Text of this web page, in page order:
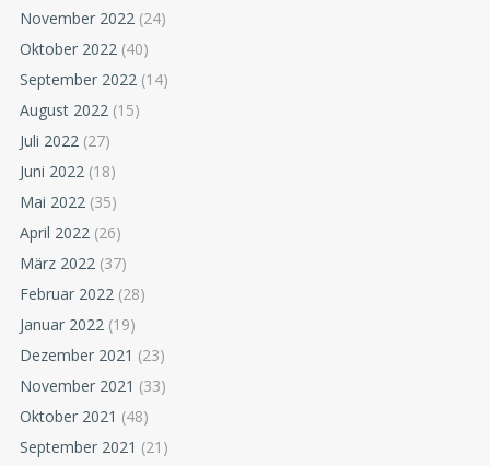
November 2022 (24)
Oktober 2022 (40)
September 2022 (14)
August 2022 (15)
Juli 2022 (27)
Juni 2022 (18)
Mai 2022 (35)
April 2022 (26)
März 2022 (37)
Februar 2022 (28)
Januar 2022 (19)
Dezember 2021 (23)
November 2021 (33)
Oktober 2021 (48)
September 2021 (21)